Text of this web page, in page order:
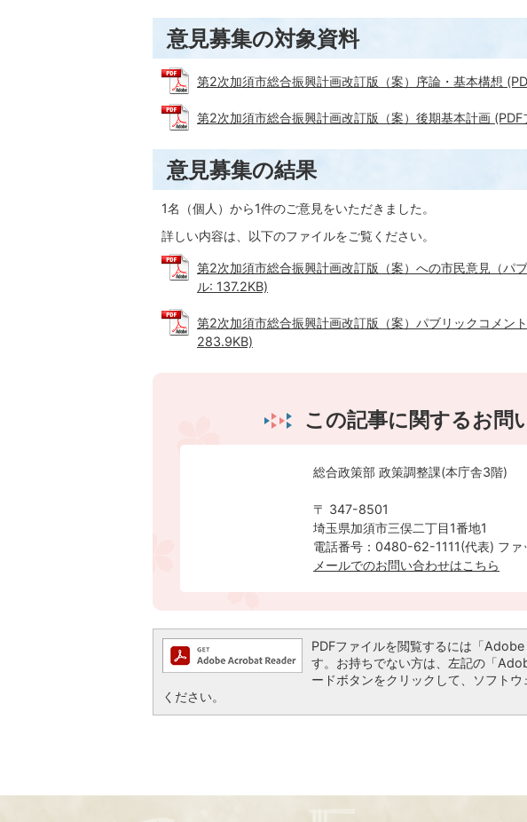
意見募集の対象資料
第2次加須市総合振興計画改訂版（案）序論・基本構想
第2次加須市総合振興計画改訂版（案）後期基本計画 (PDF
意見募集の結果
1名（個人）から1件のご意見をいただきました。
詳しい内容は、以下のファイルをご覧ください。
第2次加須市総合振興計画改訂版（案）への市民意見（パ
ル: 137.2KB)
第2次加須市総合振興計画改訂版（案）パブリックコメン
283.9KB)
この記事に関するお問
総合政策部 政策調整課(本庁舎3階)
〒 347-8501
埼玉県加須市三俣二丁目1番地1
電話番号：0480-62-1111(代表) フ
メールでのお問い合わせはこちら
PDFファイルを閲覧するには「
す。お持ちでない方は、左記の「
ードボタンをクリックして、ソフト
ください。